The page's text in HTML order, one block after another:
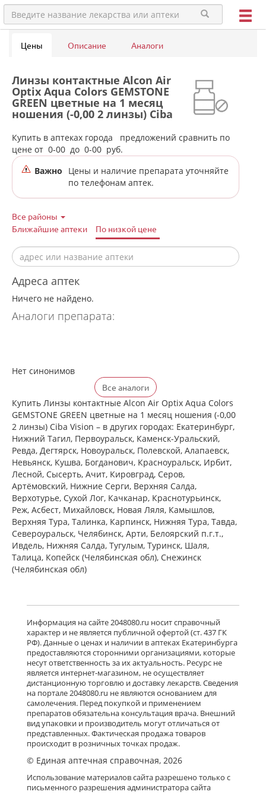
Цены Описание Аналоги
Линзы контактные Alcon Air
Optix Aqua Colors GEMSTONE
GREEN цветные на 1 месяц
ношения (-0,00 2 линзы) Ciba
Верхотурья
Купить в аптеках города
предложений сравнить по
цене от 0-00 до 0-00 руб.
Важно
Цены и наличие препарата уточняйте
по телефонам аптек.
Все районы
Ближайшие аптеки
По низкой цене
Адреса аптек
Ничего не найдено.
Аналоги препарата:
Нет синонимов
Все аналоги
Купить Линзы контактные Alcon Air Optix Aqua Colors
GEMSTONE GREEN цветные на 1 месяц ношения (-0,00
2 линзы) Ciba Vision – в других городах: Екатеринбург,
Нижний Тагил, Первоуральск, Каменск-Уральский,
Ревда, Дегтярск, Новоуральск, Полевской, Алапаевск,
Невьянск, Кушва, Богданович, Красноуральск, Ирбит,
Лесной, Сысерть, Ачит, Кировград, Серов,
Артёмовский, Нижние Cерги, Верхняя Салда,
Верхотурье, Сухой Лог, Качканар, Краснотурьинск,
Реж, Асбест, Михайловск, Новая Ляля, Камышлов,
Верхняя Тура, Талинка, Карпинск, Нижняя Тура, Тавда,
Североуральск, Челябинск, Арти, Белоярский п.г.т.,
Ивдель, Нижняя Салда, Тугулым, Туринск, Шаля,
Талица, Копейск (Челябинская обл), Снежинск
(Челябинская обл)
Информация на сайте 2048080.ru носит справочный
характер и не является публичной офертой (ст. 437 ГК
РФ). Данные о ценах и наличии в аптеках Екатеринбурга
предоставляются сторонними организациями, которые
несут ответственность за их актуальность. Ресурс не
является интернет-магазином, не осуществляет
дистанционную торговлю и доставку лекарств. Сведения
на портале 2048080.ru не являются основанием для
самолечения. Перед покупкой и применением
препаратов обязательна консультация врача. Внешний
вид упаковки и производитель могут отличаться от
представленных. Фактическая продажа товаров
происходит в розничных точках продаж.
© Единая аптечная справочная, 2026
Использование материалов сайта разрешено только с
письменного разрешения администратора сайта